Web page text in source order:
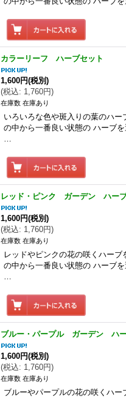
カラーリーフ ハーブセット
1,600円(税別)
(税込: 1,760円)
在庫数 在庫あり
いろいろな色や斑入りの葉のハ
の中から一番良い状態の ハーブ
…
レッド・ピンク ガーデン ハー
1,600円(税別)
(税込: 1,760円)
在庫数 在庫あり
レッドやピンクの花の咲くハー
の中から一番良い状態の ハーブ
…
ブルー・パープル ガーデン ハー
1,600円(税別)
(税込: 1,760円)
在庫数 在庫あり
ブルーやパープルの花の咲くハ